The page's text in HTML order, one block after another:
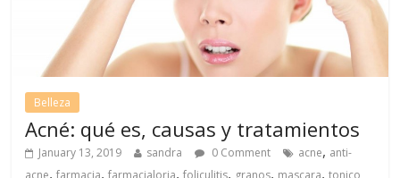
Belleza
Acné: qué es, causas y tratamientos
January 13, 2019 sandra 0 Comment acne, anti-
acne,farmacia,farmacialoria,foliculitis, granos, mascara,tonico